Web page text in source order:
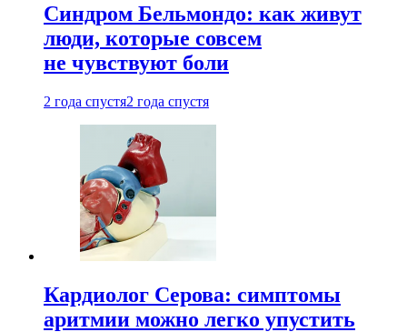
Синдром Бельмондо: как живут
люди, которые совсем
не чувствуют боли
2 года спустя2 года спустя
Кардиолог Серова: симптомы
аритмии можно легко упустить